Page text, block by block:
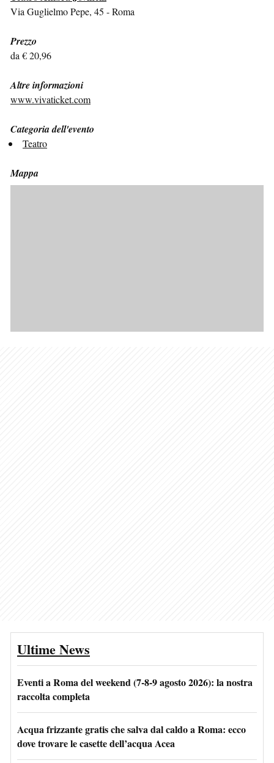
Via Guglielmo Pepe, 45 - Roma
Prezzo
da € 20,96
Altre informazioni
www.vivaticket.com
Categoria dell'evento
Teatro
Mappa
Ultime News
Eventi a Roma del weekend (7-8-9 agosto 2026): la nostra
raccolta completa
Acqua frizzante gratis che salva dal caldo a Roma: ecco
dove trovare le casette dell’acqua Acea